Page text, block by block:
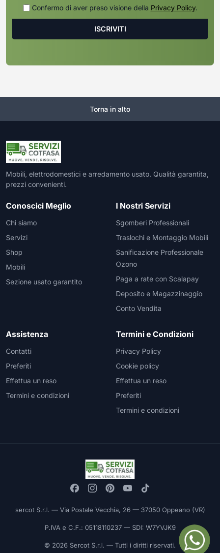
Confermo di aver preso visione della Privacy Policy.
Torna in alto
Mobili, elettrodomestici e arredamento usato. Qualità garantita,
prezzi convenienti.
Conoscici Meglio
Chi siamo
Servizi
Shop
Mobili
Sezione usato garantito
I Nostri Servizi
Sgomberi Professionali
Traslochi e Montaggio Mobili
Sanificazione Professionale
Ozono
Paga a rate con Scalapay
Deposito e Magazzinaggio
Conto Vendita
Assistenza
Contatti
Preferiti
Effettua un reso
Termini e condizioni
Termini e Condizioni
Privacy Policy
Cookie policy
Effettua un reso
Preferiti
Termini e condizioni
sercot S.r.l. — Via Postale Vecchia, 26 — 37050 Oppeano (VR)
P.IVA e C.F.: 05118110237 — SDI: W7YVJK9
© 2026 Sercot S.r.l. — Tutti i diritti riservati.